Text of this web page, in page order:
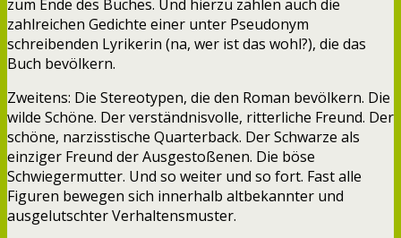
zum Ende des Buches. Und hierzu zählen auch die
zahlreichen Gedichte einer unter Pseudonym
schreibenden Lyrikerin (na, wer ist das wohl?), die das
Buch bevölkern.
Zweitens: Die Stereotypen, die den Roman bevölkern. Die
wilde Schöne. Der verständnisvolle, ritterliche Freund. Der
schöne, narzisstische Quarterback. Der Schwarze als
einziger Freund der Ausgestoßenen. Die böse
Schwiegermutter. Und so weiter und so fort. Fast alle
Figuren bewegen sich innerhalb altbekannter und
ausgelutschter Verhaltensmuster.